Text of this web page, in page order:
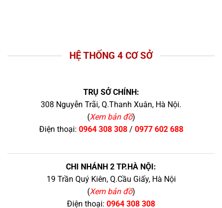
HỆ THỐNG 4 CƠ SỞ
TRỤ SỞ CHÍNH:
308 Nguyễn Trãi, Q.Thanh Xuân, Hà Nội.
(Xem bản đồ)
Điện thoại: 0964 308 308/ 0977 602 688
CHI NHÁNH 2 TP.HÀ NỘI:
19 Trần Quý Kiên, Q.Cầu Giấy, Hà Nội
(Xem bản đồ)
Điện thoại: 0964 308 308